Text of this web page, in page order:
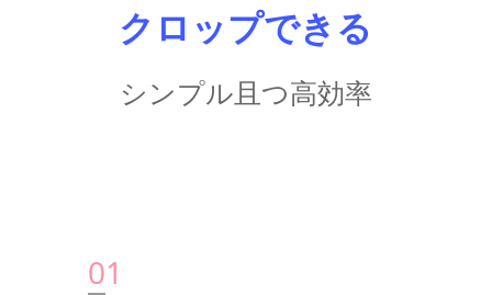
クロップできる
シンプル且つ高効率
01